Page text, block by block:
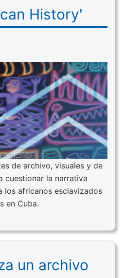
History'
de archivo, visuales y de
cuestionar la narrativa
los africanos esclavizados
en Cuba.
un archivo